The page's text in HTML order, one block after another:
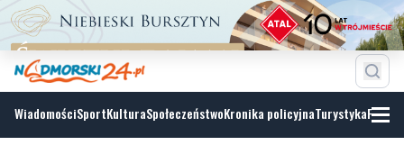
WiadomościSportKulturaSpołeczeństwoKronika policyjnaTurystyka